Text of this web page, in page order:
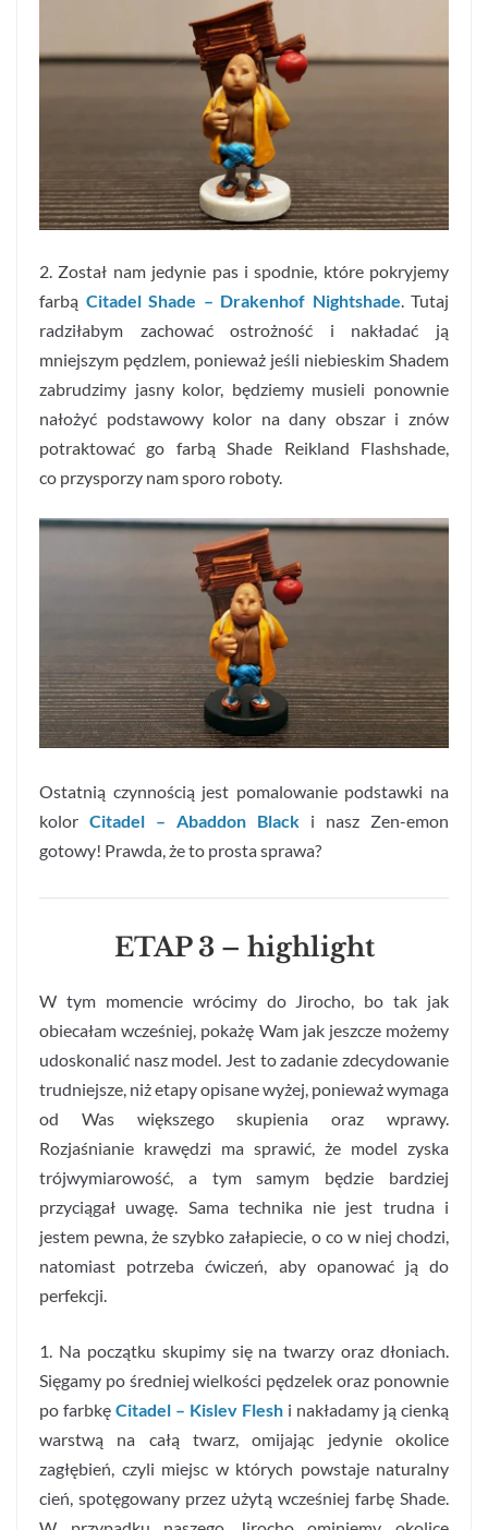
2. Został nam jedynie pas i spodnie, które pokryjemy
farbą Citadel Shade – Drakenhof Nightshade. Tutaj
radziłabym zachować ostrożność i nakładać ją
mniejszym pędzlem, ponieważ jeśli niebieskim Shadem
zabrudzimy jasny kolor, będziemy musieli ponownie
nałożyć podstawowy kolor na dany obszar i znów
potraktować go farbą Shade Reikland Flashshade,
co przysporzy nam sporo roboty.
Ostatnią czynnością jest pomalowanie podstawki na
kolor Citadel – Abaddon Black i nasz Zen-emon
gotowy! Prawda, że to prosta sprawa?
ETAP 3 – highlight
W tym momencie wrócimy do Jirocho, bo tak jak
obiecałam wcześniej, pokażę Wam jak jeszcze możemy
udoskonalić nasz model. Jest to zadanie zdecydowanie
trudniejsze, niż etapy opisane wyżej, ponieważ wymaga
od Was większego skupienia oraz wprawy.
Rozjaśnianie krawędzi ma sprawić, że model zyska
trójwymiarowość, a tym samym będzie bardziej
przyciągał uwagę. Sama technika nie jest trudna i
jestem pewna, że szybko załapiecie, o co w niej chodzi,
natomiast potrzeba ćwiczeń, aby opanować ją do
perfekcji.
1. Na początku skupimy się na twarzy oraz dłoniach.
Sięgamy po średniej wielkości pędzelek oraz ponownie
po farbkę Citadel – Kislev Flesh i nakładamy ją cienką
warstwą na całą twarz, omijając jedynie okolice
zagłębień, czyli miejsc w których powstaje naturalny
cień, spotęgowany przez użytą wcześniej farbę Shade.